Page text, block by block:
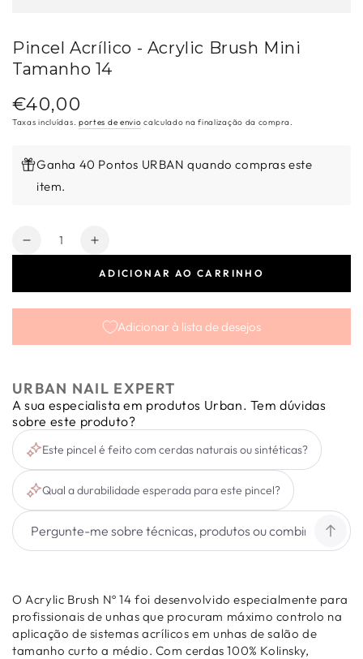
Pincel Acrílico - Acrylic Brush Mini
Tamanho 14
Preço
regular
€40,00
Taxas incluídas. portes de envio calculado na finalização da compra.
Ganha 40 Pontos URBAN quando compras este
item.
Quantidade
Diminuir
-
Brush
Mini
Tamanho
14
Aumentar
quantidade
Acrílico
-
Brush
Mini
Tamanho
14
ADICIONAR AO CARRINHO
Adicionar à lista de desejos
URBAN NAIL EXPERT
A sua especialista em produtos Urban. Tem dúvidas
sobre este produto?
Este pincel é feito com cerdas naturais ou sintéticas?
Qual a durabilidade esperada para este pincel?
O Acrylic Brush Nº 14 foi desenvolvido especialmente para
profissionais de unhas que procuram máximo controlo na
aplicação de sistemas acrílicos em unhas de salão de
tamanho curto a médio. Com cerdas 100% Kolinsky,